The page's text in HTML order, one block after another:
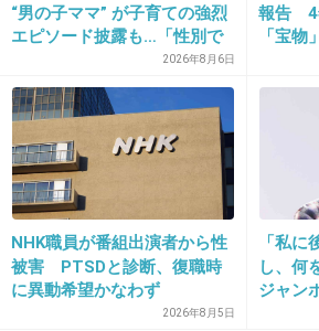
33. 匿名2016/02/01(月) 22:13:47
6歳と3歳の男の子がいます。
ただやっぱり素人なのでムラが出来て
らないし男の子なのであまり気にして
34. 匿名 2016/02/01(月) 22:18:15
息子は旦那と散髪
娘は急に髪を切りたいって夜に言う
“男の子ママ” が子育ての強烈
エピソード披露も…「性別で
決めんな」一部視聴者から違
和感
2026年8月6日
報告 4
「宝
NHK職員が番組出演者から性
被害 PTSDと診断、復職時
に異動希望かなわず
2026年8月5日
「私
し、何
ジャン